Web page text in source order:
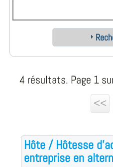
4 résultats. Page 1
<<
Hôte / Hôtesse
entreprise en